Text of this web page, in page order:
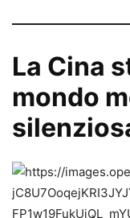
La Cina
mondo